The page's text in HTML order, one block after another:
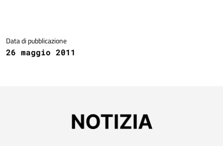
Data di pubblicazione
26 maggio 2011